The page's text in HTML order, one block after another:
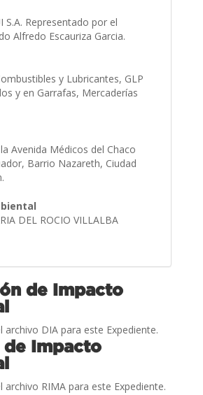
S.A. Representado por el
Alfredo Escauriza Garcia.
y Lubricantes, GLP
y en Garrafas, Mercaderías
Avenida Médicos del Chaco
Barrio Nazareth, Ciudad
DEL ROCIO VILLALBA
de Impacto
DIA para este Expediente.
Impacto
RIMA para este Expediente.